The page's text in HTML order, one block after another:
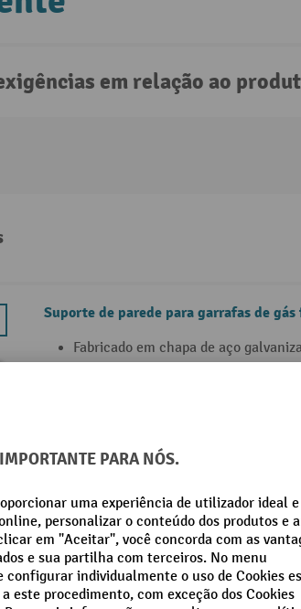
em relação ao
Suporte de parede para garrafas de
Fabricado em chapa de aço